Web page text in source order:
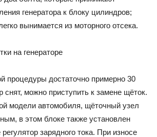
генератора к блоку цилиндров;
вынимается из моторного отсека.
процедуры достаточно примерно 30
снят, можно приступить к замене щёток.
модели автомобиля, щёточный узел
в этом блоке также установлен
зарядного тока. При износе